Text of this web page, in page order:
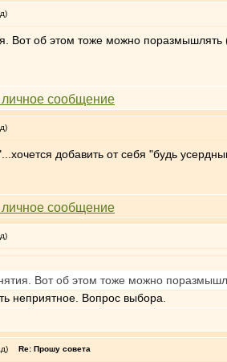
Вот об этом тоже можно поразмышлять
добавить от себя "будь
Вот об этом тоже можно
неприятное. Вопрос выбора.
Re: Прошу совета